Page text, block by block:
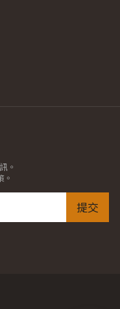
。
提交